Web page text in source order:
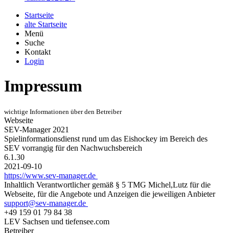
Startseite
alte Startseite
Menü
Suche
Kontakt
Login
Impressum
wichtige Informationen über den Betreiber
Webseite
SEV-Manager 2021
Spielinformationsdienst rund um das Eishockey im Bereich des
SEV vorrangig für den Nachwuchsbereich
6.1.30
2021-09-10
https://www.sev-manager.de
Inhaltlich Verantwortlicher gemäß § 5 TMG Michel,Lutz für die
Webseite, für die Angebote und Anzeigen die jeweiligen Anbieter
support@sev-manager.de
+49 159 01 79 84 38
LEV Sachsen und tiefensee.com
Betreiber